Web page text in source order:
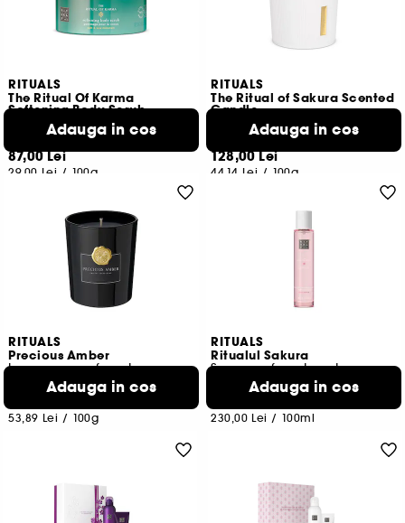
RITUALS
The Ritual Of Karma
Softening Body Scrub
Exfoliant pentru corp
9
87,00 Lei
29,00 Lei / 100g
Adauga in cos
RITUALS
The Ritual of Sakura Scented
Candle
Lumanare parfumata
13
128,00 Lei
44,14 Lei / 100g
Adauga in cos
RITUALS
Precious Amber
Lumanare parfumata
17
53,89 Lei / 100g
Adauga in cos
RITUALS
Ritualul Sakura
Spray parfumat pentru par & corp
51
230,00 Lei / 100ml
Adauga in cos